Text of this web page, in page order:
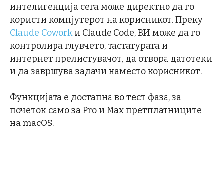
интелигенција сега може директно да го
користи компјутерот на корисникот. Преку
Claude Coworkи Claude Code, ВИ може да го
контролира глувчето, тастатурата и
интернет прелистувачот, да отвора датотеки
и да завршува задачи наместо корисникот.
Функцијата е достапна во тест фаза, за
почеток само за Pro и Max претплатниците
на macOS.